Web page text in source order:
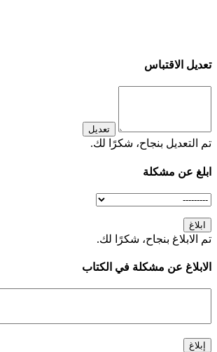
تعديل الاقتباس
تعديل
تم التعديل بنجاح، شكرًا لك.
ابلغ عن مشكلة
ابلاغ
تم الابلاغ بنجاح، شكرًا لك.
الابلاغ عن مشكلة في الكتاب
إبلاغ